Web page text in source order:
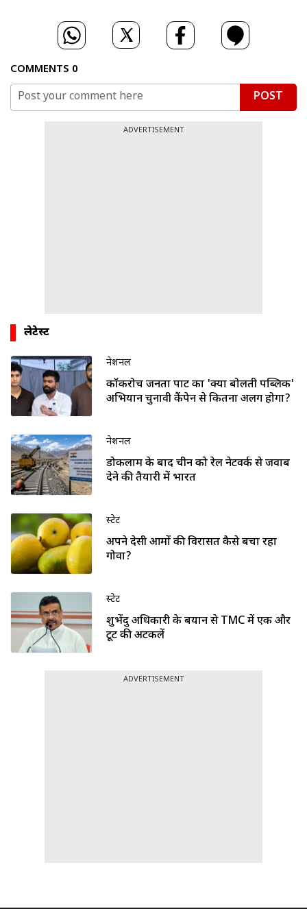
COMMENTS 0
POST
ADVERTISEMENT
लेटेस्ट
नेशनल
कॉकरोच जनता पार्टी का 'क्या बोलती पब्लिक'
अभियान चुनावी कैंपेन से कितना अलग होगा?
नेशनल
डोकलाम के बाद चीन को रेल नेटवर्क से जवाब
देने की तैयारी में भारत
स्टेट
अपने देसी आमों की विरासत कैसे बचा रहा
गोवा?
स्टेट
शुभेंदु अधिकारी के बयान से TMC में एक और
टूट की अटकलें
ADVERTISEMENT